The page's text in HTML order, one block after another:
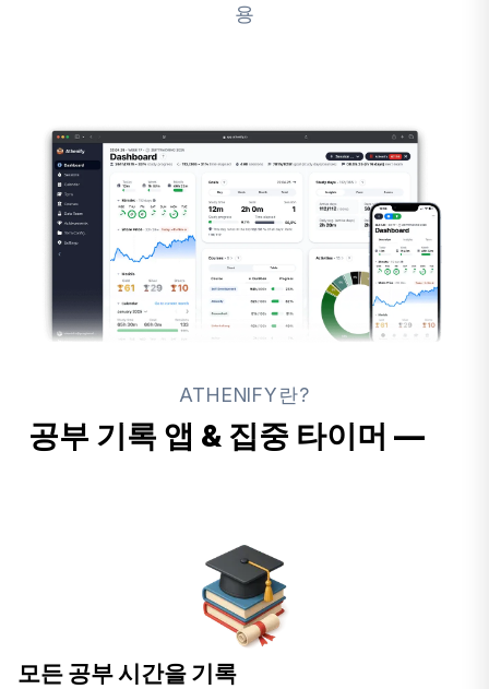
용
ATHENIFY란?
공부 기록 앱 & 집중 타이머 —
모든 공부 시간을 기록